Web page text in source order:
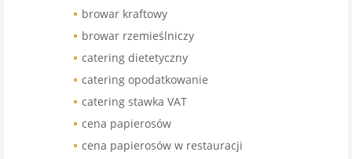
browar kraftowy
browar rzemieślniczy
catering dietetyczny
catering opodatkowanie
catering stawka VAT
cena papierosów
cena papierosów w restauracji